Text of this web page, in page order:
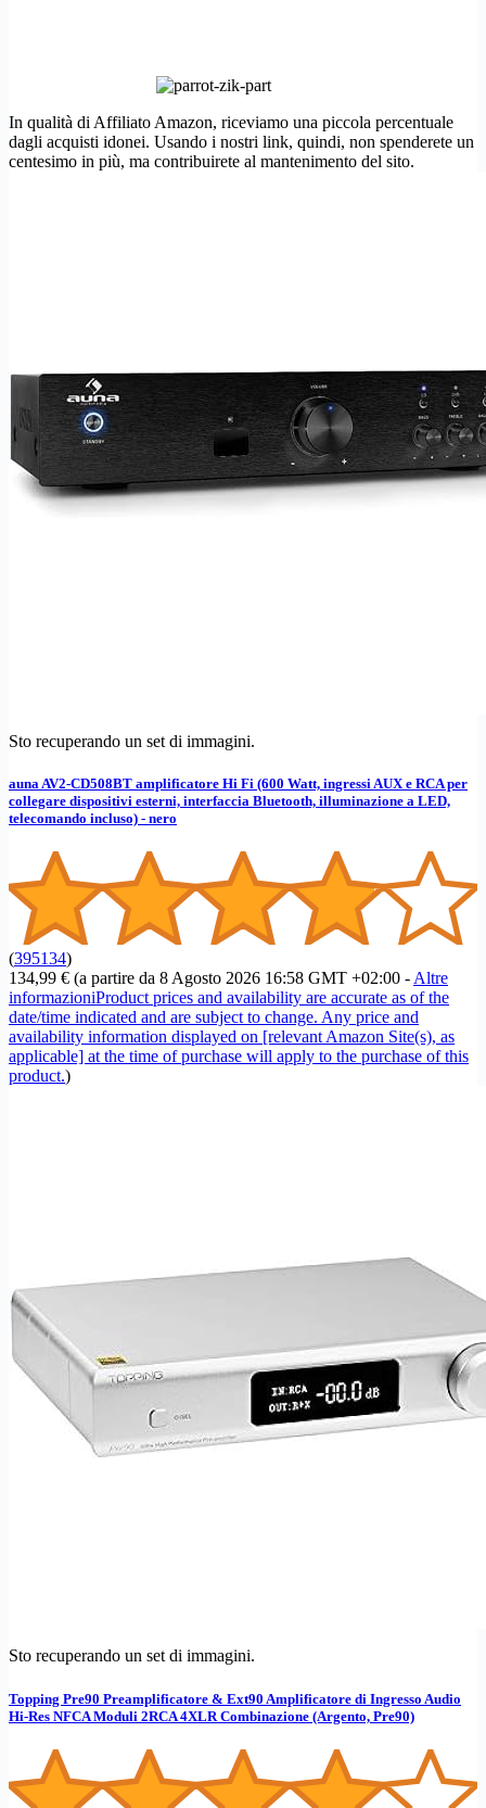
In qualità di Affiliato Amazon, riceviamo una piccola percentuale
dagli acquisti idonei. Usando i nostri link, quindi, non spenderete un
centesimo in più, ma contribuirete al mantenimento del sito.
Sto recuperando un set di immagini.
auna AV2-CD508BT amplificatore Hi Fi (600 Watt, ingressi AUX e RCA per
collegare dispositivi esterni, interfaccia Bluetooth, illuminazione a LED,
telecomando incluso) - nero
(395134)
134,99 € (a partire da 8 Agosto 2026 16:58 GMT +02:00 - Altre
informazioniProduct prices and availability are accurate as of the
date/time indicated and are subject to change. Any price and
availability information displayed on [relevant Amazon Site(s), as
applicable] at the time of purchase will apply to the purchase of this
product.)
Sto recuperando un set di immagini.
Topping Pre90 Preamplificatore & Ext90 Amplificatore di Ingresso Audio
Hi-Res NFCA Moduli 2RCA 4XLR Combinazione (Argento, Pre90)